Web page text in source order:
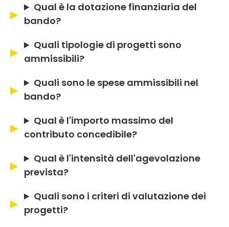
Qual è la dotazione finanziaria del
bando?
Quali tipologie di progetti sono
ammissibili?
Quali sono le spese ammissibili nel
bando?
Qual è l'importo massimo del
contributo concedibile?
Qual è l'intensità dell'agevolazione
prevista?
Quali sono i criteri di valutazione dei
progetti?